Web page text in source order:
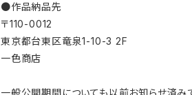
●作品納品先
〒110-0012
東京都台東区竜泉1-10-3 2F
一色商店